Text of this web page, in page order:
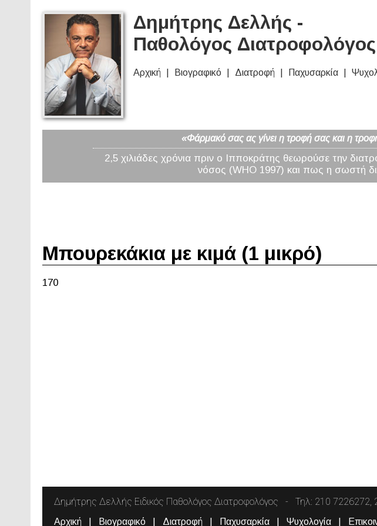
Δημήτρης Δελλής -
Παθολόγος Διατροφολόγος
Αρχική Βιογραφικό Διατροφή Παχυσαρκία
«Φάρμακό σας ας γίνει η τροφή σας και η
2,5 χιλιάδες χρόνια πριν ο Ιπποκράτης θεωρούσε την
νόσος (WHO 1997) και πως η σωστή
Μπουρεκάκια με κιμά (1 μικρό)
170
Δημήτρης Δελλής Ειδικός Παθολόγος Διατροφολόγος Τηλ: 210 7226272,
Αρχική Βιογραφικό Διατροφή Παχυσαρκία Ψυχολογία